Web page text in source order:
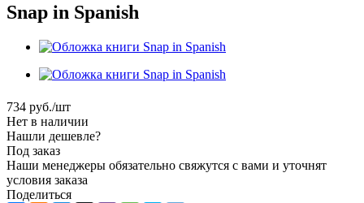
Snap in Spanish
734 руб./шт
Нет в наличии
Нашли дешевле?
Под заказ
Наши менеджеры обязательно свяжутся с вами и уточнят
условия заказа
Поделиться